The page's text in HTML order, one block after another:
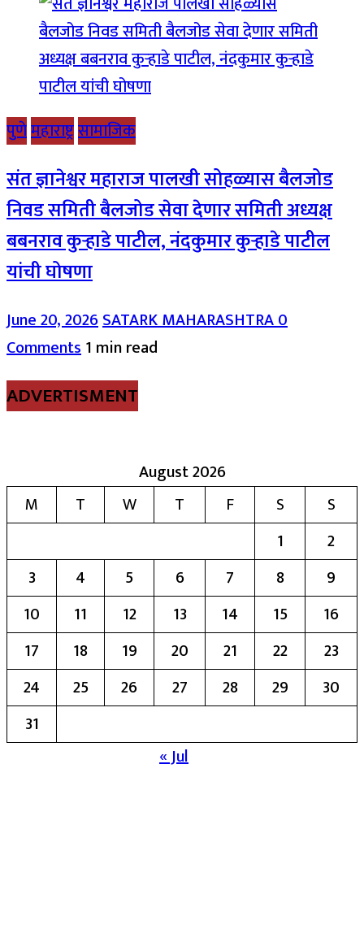
पुणेमहाराष्ट्रसामाजिक
संत ज्ञानेश्वर महाराज पालखी सोहळ्यास बैलजोड
निवड समिती बैलजोड सेवा देणार समिती अध्यक्ष
बबनराव कुऱ्हाडे पाटील, नंदकुमार कुऱ्हाडे पाटील
यांची घोषणा
June 20, 2026SATARK MAHARASHTRA0
Comments1 min read
ADVERTISMENT
August 2026
M
T W T F S
S
1
2
3
4 5 6 7 8
9
10
11 12 13 14 15
16
17
18 19 20 21 22
23
24
25 26 27 28 29
30
31
« Jul